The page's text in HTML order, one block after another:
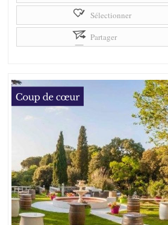
Sélectionner
Partager